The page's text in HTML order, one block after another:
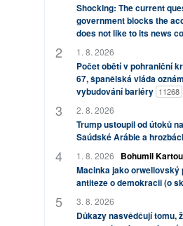
Shocking: The current
government blocks the
does not like to its news
1. 8. 2026
Počet obětí v pohraniční
67, španělská vláda
vybudování bariéry 11268
2. 8. 2026
Trump ustoupil od útoků
Saúdské Arábie a
1. 8. 2026
Bohumil
Macinka jako
antiteze o demokracii (o
3. 8. 2026
Důkazy nasvědčují tomu,